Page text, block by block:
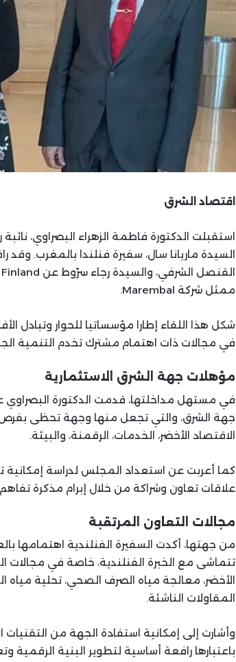
اقتصاد الشرق
استقبلت الدكتورة فاطمة الزهراء البصراوي،
السيدة ماريانا سال، سفيرة فنلندا بالمغرب.
ممثل شركة Marembal.
شكل هذا اللقاء إطارا مؤسساتيا للحوار وتبادل
في مجالات ذات اهتمام مشترك تخدم التنمية
مؤهلات جهة الشرق الاستثمارية
في مستهل مداخلتها، قدمت الدكتورة البصراوي
جهة الشرق، والتي تجعل منها وجهة تحظى
الاقتصاد الأخضر، الخدمات، الرقمنة، والبيئة.
كما أعربت عن استعداد المجلس لدراسة إمكانية
علاقات تعاون وشراكة من خلال إبرام مذكرة
مجالات التعاون المرتقبة
من جهتها، أكدت السفيرة الفنلندية
تتماشى مع الخبرة الفنلندية، خاصة في مجالات
الأخضر، معالجة مياه الصرف الصحي، تحلية مياه
المقاولات الناشئة.
وأشارت إلى إمكانية استفادة الجهة من التقنيات
باعتبارها رافعة أساسية لتطوير البنية الرقمية